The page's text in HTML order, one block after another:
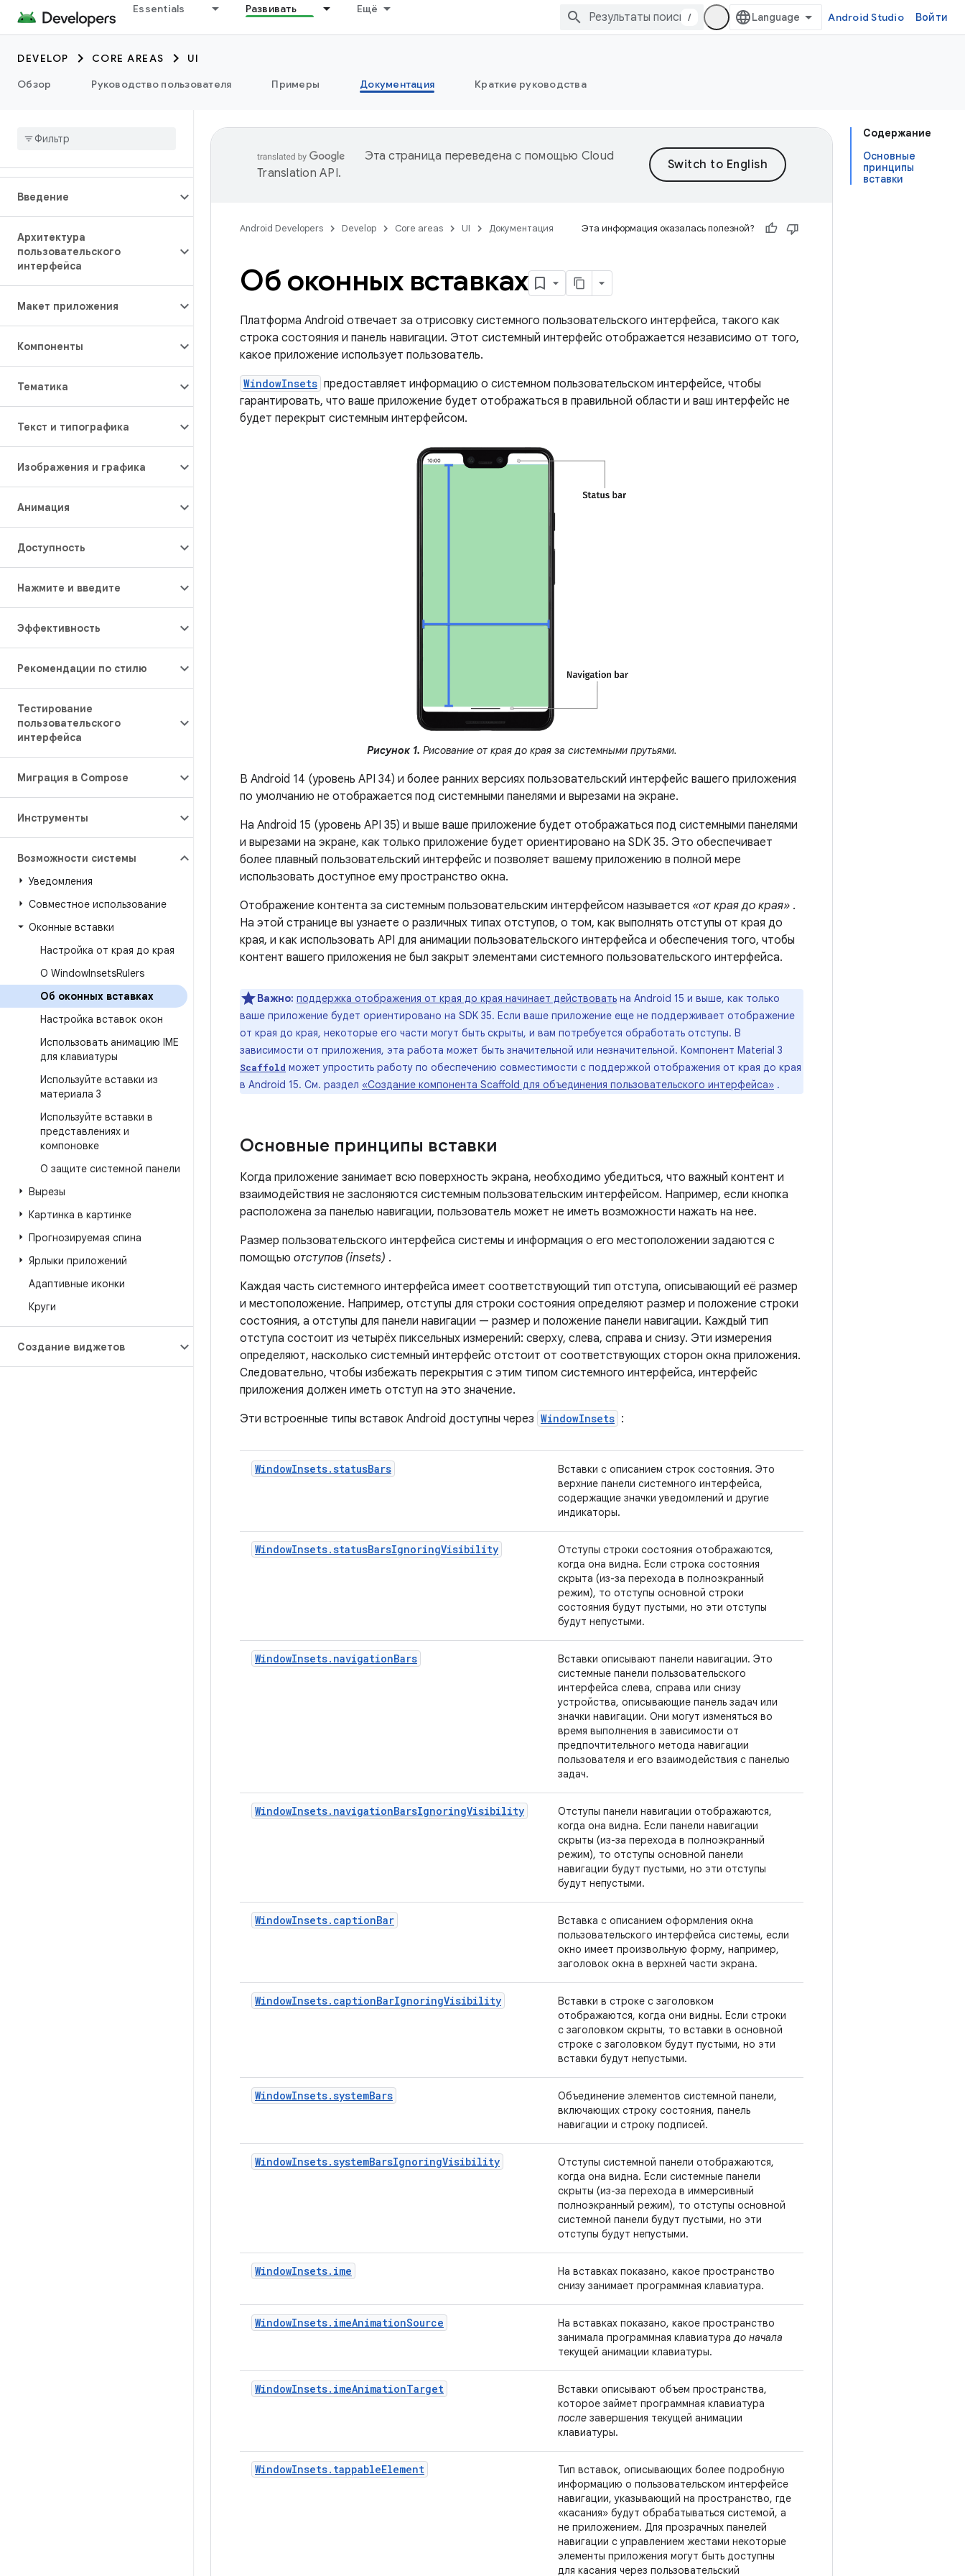
Essentials Развивать Ещё
/ Android Studio Войти
DEVELOP CORE AREAS
UI
Обзор
Руководство пользователя Примеры Документация Краткие руководства
Введение
Архитектура
пользовательского
интерфейса
Макет приложения
Компоненты
Тематика
Текст и типографика
Изображения и графика
Анимация
Доступность
Нажмите и введите
Эффективность
Рекомендации по стилю
Тестирование
пользовательского
интерфейса
Миграция в Compose
Инструменты
Возможности системы
Уведомления
Совместное использование
Оконные вставки
Настройка от края до края
О WindowInsetsRulers
Об оконных вставках
Настройка вставок окон
Использовать анимацию IME
для клавиатуры
Используйте вставки из
материала 3
Используйте вставки в
представлениях и
компоновке
О защите системной панели
Вырезы
Картинка в картинке
Прогнозируемая спина
Ярлыки приложений
Адаптивные иконки
Круги
Создание виджетов
Содержание
Основные
принципы
вставки
Эта страница переведена с помощью Cloud
Translation API.
Android Developers Develop Core areas UI Документация Эта информация оказалась полезной?
Об оконных вставках
Платформа Android отвечает за отрисовку системного пользовательского интерфейса, такого как
строка состояния и панель навигации. Этот системный интерфейс отображается независимо от того,
какое приложение использует пользователь.
WindowInsets предоставляет информацию о системном пользовательском интерфейсе, чтобы
гарантировать, что ваше приложение будет отображаться в правильной области и ваш интерфейс не
будет перекрыт системным интерфейсом.
Рисунок 1. Рисование от края до края за системными прутьями.
В Android 14 (уровень API 34) и более ранних версиях пользовательский интерфейс вашего приложения
по умолчанию не отображается под системными панелями и вырезами на экране.
На Android 15 (уровень API 35) и выше ваше приложение будет отображаться под системными панелями
и вырезами на экране, как только приложение будет ориентировано на SDK 35. Это обеспечивает
более плавный пользовательский интерфейс и позволяет вашему приложению в полной мере
использовать доступное ему пространство окна.
Отображение контента за системным пользовательским интерфейсом называется «от края до края» .
На этой странице вы узнаете о различных типах отступов, о том, как выполнять отступы от края до
края, и как использовать API для анимации пользовательского интерфейса и обеспечения того, чтобы
контент вашего приложения не был закрыт элементами системного пользовательского интерфейса.
Важно: поддержка отображения от края до края начинает действовать на Android 15 и выше, как только
ваше приложение будет ориентировано на SDK 35. Если ваше приложение еще не поддерживает отображение
от края до края, некоторые его части могут быть скрыты, и вам потребуется обработать отступы. В
зависимости от приложения, эта работа может быть значительной или незначительной. Компонент Material 3
Scaffold может упростить работу по обеспечению совместимости с поддержкой отображения от края до края
в Android 15. См. раздел «Создание компонента Scaffold для объединения пользовательского интерфейса» .
Основные принципы вставки
Когда приложение занимает всю поверхность экрана, необходимо убедиться, что важный контент и
взаимодействия не заслоняются системным пользовательским интерфейсом. Например, если кнопка
расположена за панелью навигации, пользователь может не иметь возможности нажать на нее.
Размер пользовательского интерфейса системы и информация о его местоположении задаются с
помощью отступов (insets) .
Каждая часть системного интерфейса имеет соответствующий тип отступа, описывающий её размер
и местоположение. Например, отступы для строки состояния определяют размер и положение строки
состояния, а отступы для панели навигации — размер и положение панели навигации. Каждый тип
отступа состоит из четырёх пиксельных измерений: сверху, слева, справа и снизу. Эти измерения
определяют, насколько системный интерфейс отстоит от соответствующих сторон окна приложения.
Следовательно, чтобы избежать перекрытия с этим типом системного интерфейса, интерфейс
приложения должен иметь отступ на это значение.
Эти встроенные типы вставок Android доступны через WindowInsets :
WindowInsets.statusBars
Вставки с описанием строк состояния. Это
верхние панели системного интерфейса,
содержащие значки уведомлений и другие
индикаторы.
WindowInsets.statusBarsIgnoringVisibility
Отступы строки состояния отображаются,
когда она видна. Если строка состояния
скрыта (из-за перехода в полноэкранный
режим), то отступы основной строки
состояния будут пустыми, но эти отступы
будут непустыми.
WindowInsets.navigationBars
Вставки описывают панели навигации. Это
системные панели пользовательского
интерфейса слева, справа или снизу
устройства, описывающие панель задач или
значки навигации. Они могут изменяться во
время выполнения в зависимости от
предпочтительного метода навигации
пользователя и его взаимодействия с панелью
задач.
WindowInsets.navigationBarsIgnoringVisibility
Отступы панели навигации отображаются,
когда она видна. Если панели навигации
скрыты (из-за перехода в полноэкранный
режим), то отступы основной панели
навигации будут пустыми, но эти отступы
будут непустыми.
WindowInsets.captionBar
Вставка с описанием оформления окна
пользовательского интерфейса системы, если
окно имеет произвольную форму, например,
заголовок окна в верхней части экрана.
WindowInsets.captionBarIgnoringVisibility
Вставки в строке с заголовком
отображаются, когда они видны. Если строки
с заголовком скрыты, то вставки в основной
строке с заголовком будут пустыми, но эти
вставки будут непустыми.
WindowInsets.systemBars
Объединение элементов системной панели,
включающих строку состояния, панель
навигации и строку подписей.
WindowInsets.systemBarsIgnoringVisibility
Отступы системной панели отображаются,
когда она видна. Если системные панели
скрыты (из-за перехода в иммерсивный
полноэкранный режим), то отступы основной
системной панели будут пустыми, но эти
отступы будут непустыми.
WindowInsets.ime
На вставках показано, какое пространство
снизу занимает программная клавиатура.
WindowInsets.imeAnimationSource
На вставках показано, какое пространство
занимала программная клавиатура до начала
текущей анимации клавиатуры.
WindowInsets.imeAnimationTarget
Вставки описывают объем пространства,
которое займет программная клавиатура
после завершения текущей анимации
клавиатуры.
WindowInsets.tappableElement
Тип вставок, описывающих более подробную
информацию о пользовательском интерфейсе
навигации, указывающий на пространство, где
«касания» будут обрабатываться системой, а
не приложением. Для прозрачных панелей
навигации с управлением жестами некоторые
элементы приложения могут быть доступны
для касания через пользовательский